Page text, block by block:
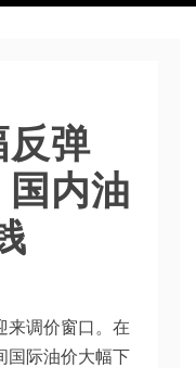
弹
内油
调价窗口。在
国际油价大幅下